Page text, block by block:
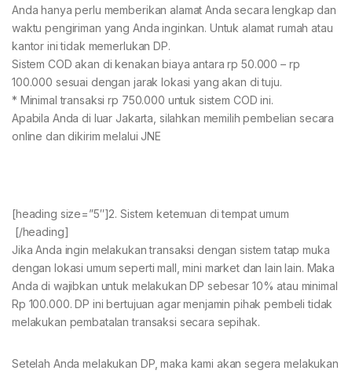
Anda hanya perlu memberikan alamat Anda secara lengkap dan
waktu pengiriman yang Anda inginkan. Untuk alamat rumah atau
kantor ini tidak memerlukan DP.
Sistem COD akan di kenakan biaya antara rp 50.000 – rp
100.000 sesuai dengan jarak lokasi yang akan di tuju.
* Minimal transaksi rp 750.000 untuk sistem COD ini.
Apabila Anda di luar Jakarta, silahkan memilih pembelian secara
online dan dikirim melalui JNE
[heading size=”5″]2. Sistem ketemuan di tempat umum
[/heading]
Jika Anda ingin melakukan transaksi dengan sistem tatap muka
dengan lokasi umum seperti mall, mini market dan lain lain. Maka
Anda di wajibkan untuk melakukan DP sebesar 10% atau minimal
Rp 100.000. DP ini bertujuan agar menjamin pihak pembeli tidak
melakukan pembatalan transaksi secara sepihak.
Setelah Anda melakukan DP, maka kami akan segera melakukan